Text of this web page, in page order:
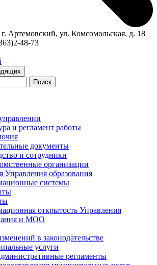
Артемовский, ул. Комсомольская, д. 18
48-73
Поиск
и регламент работы
документы
и сотрудники
организации
Управления образования
системы
открытость Управления
и МОО
в законодательстве
услуги
регламенты